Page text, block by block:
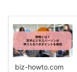
biz-howto.com